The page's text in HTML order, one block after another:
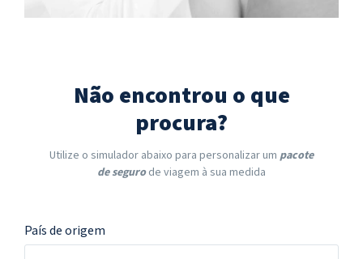
Não encontrou o que
procura?
Utilize o simulador abaixo para personalizar um pacote
de segurode viagem à sua medida
País de origem